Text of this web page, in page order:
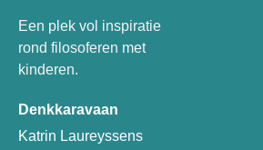
Een plek vol inspiratie
rond filosoferen met
kinderen.
Denkkaravaan
Katrin Laureyssens